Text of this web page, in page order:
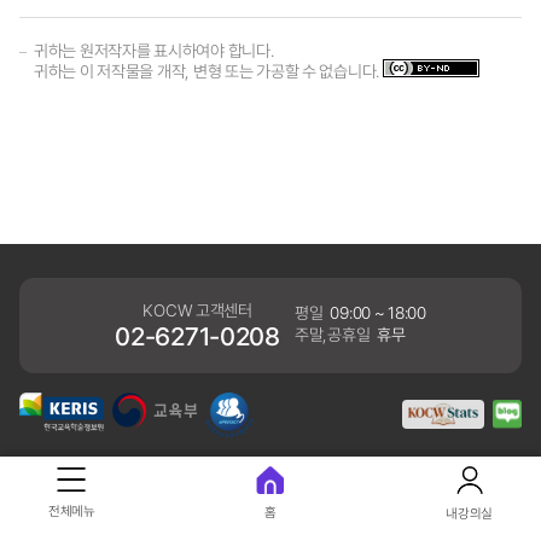
귀하는 원저작자를 표시하여야 합니다.
귀하는 이 저작물을 개작, 변형 또는 가공할 수 없습니다.
KOCW 고객센터
02-6271-0208
평일 09:00 ~ 18:00
주말,공휴일 휴무
개인정보처리방침
41061 대구광역시 동구 동내로 64 (동내동 1119) 우)41061
전체메뉴 홈 내강의실